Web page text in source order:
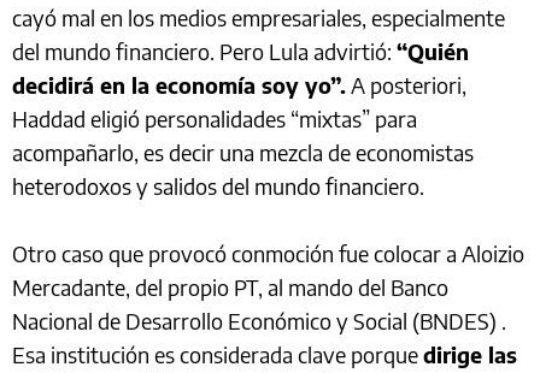
cayó mal en los medios empresariales, especialmente
del mundo financiero. Pero Lula advirtió: “Quién
decidirá en la economía soy yo”.A posteriori,
Haddad eligió personalidades “mixtas” para
acompañarlo, es decir una mezcla de economistas
heterodoxos y salidos del mundo financiero.
Otro caso que provocó conmoción fue colocar a Aloizio
Mercadante, del propio PT, al mando del Banco
Nacional de Desarrollo Económico y Social (BNDES) .
Esa institución es considerada clave porquedirige las